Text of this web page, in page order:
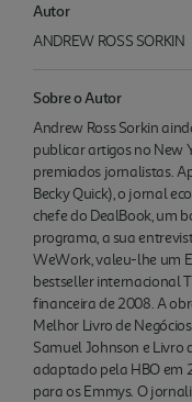
Autor
ANDREW ROSS SORKIN
Sobre o Autor
Andrew Ross Sorkin
publicar artigos no New
premiados jornalistas.
Becky Quick), o jornal
chefe do DealBook, um
programa, a sua
WeWork, valeu-lhe um
bestseller internacional
financeira de 2008. A
Melhor Livro de
Samuel Johnson e Livro
adaptado pela HBO em
para os Emmys. O